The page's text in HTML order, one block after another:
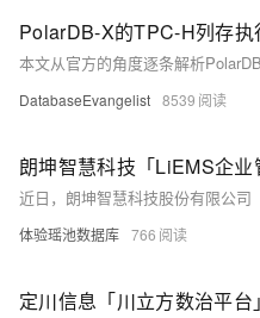
PolarDB-X的TPC-H列存执
DatabaseEvangelist 8539
体验瑶池数据库 766